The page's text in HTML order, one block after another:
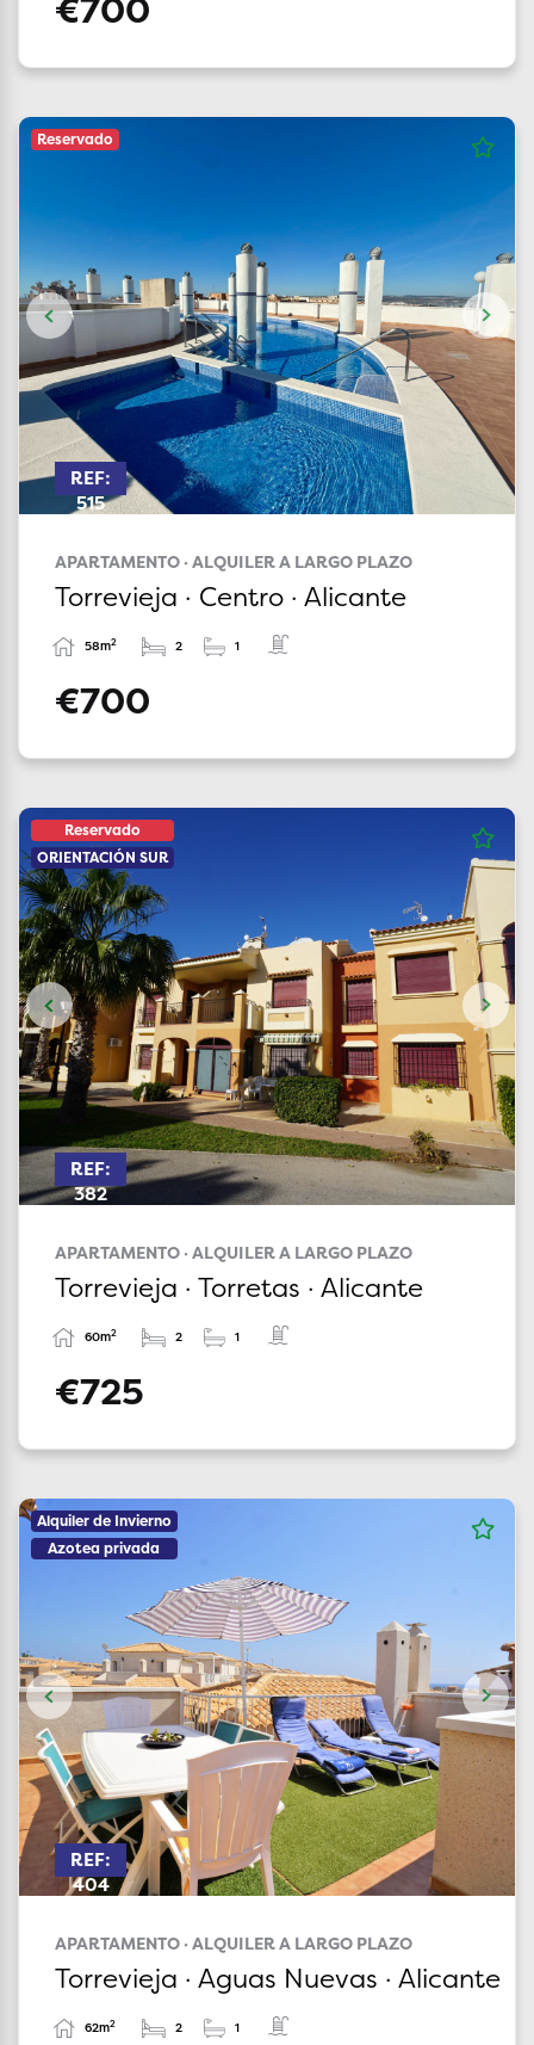
€700
Reservado
REF:
515
APARTAMENTO · ALQUILER A LARGO PLAZO
Torrevieja · Centro · Alicante
58m2 2 1
€700
Reservado
ORIENTACIÓN SUR
REF:
382
APARTAMENTO · ALQUILER A LARGO PLAZO
Torrevieja · Torretas · Alicante
60m2 2 1
€725
Alquiler de Invierno
Azotea privada
REF:
404
APARTAMENTO · ALQUILER A LARGO PLAZO
Torrevieja · Aguas Nuevas · Alicante
62m2 2 1